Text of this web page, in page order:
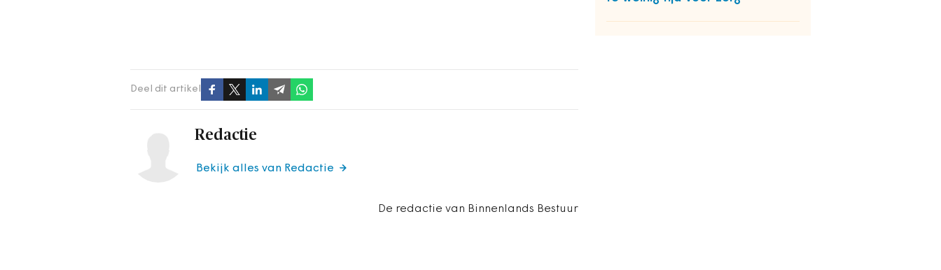
Deel dit artikel
Redactie
De redactie van Binnenlands Bestuur
Bekijk alles van Redactie